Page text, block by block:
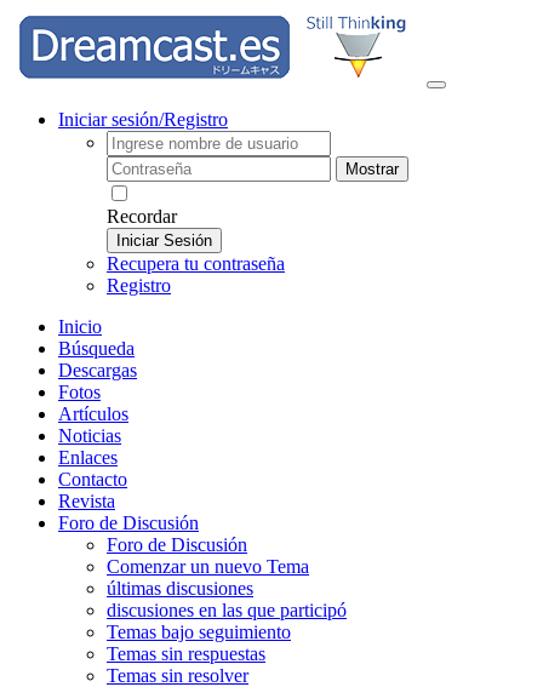
Iniciar sesión/Registro
Mostrar
Recordar
Iniciar Sesión
Recupera tu contraseña
Registro
Inicio
Búsqueda
Descargas
Fotos
Artículos
Noticias
Enlaces
Contacto
Revista
Foro de Discusión
Foro de Discusión
Comenzar un nuevo Tema
últimas discusiones
discusiones en las que participó
Temas bajo seguimiento
Temas sin respuestas
Temas sin resolver